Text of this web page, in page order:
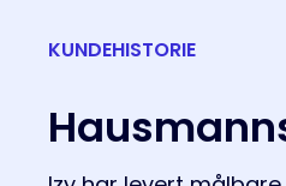
KUNDEHISTORIE